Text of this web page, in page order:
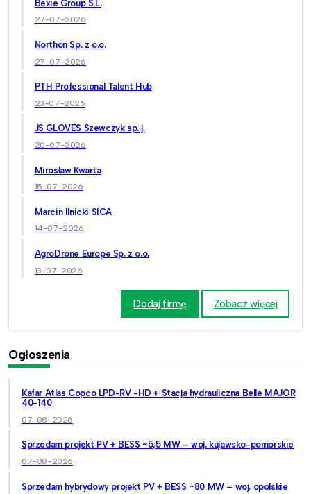
Bexie Group S.L.
27-07-2026
Northon Sp. z o.o.
27-07-2026
PTH Professional Talent Hub
23-07-2026
JS GLOVES Szewczyk sp. j.
20-07-2026
Mirosław Kwarta
15-07-2026
Marcin Ilnicki SICA
14-07-2026
AgroDrone Europe Sp. z o.o.
13-07-2026
Dodaj firmę Zobacz więcej
Ogłoszenia
Kafar Atlas Copco LPD-RV -HD + Stacja hydrauliczna Belle MAJOR
40-140
07-08-2026
Sprzedam projekt PV + BESS ~5,5 MW – woj. kujawsko-pomorskie
07-08-2026
Sprzedam hybrydowy projekt PV + BESS ~80 MW – woj. opolskie